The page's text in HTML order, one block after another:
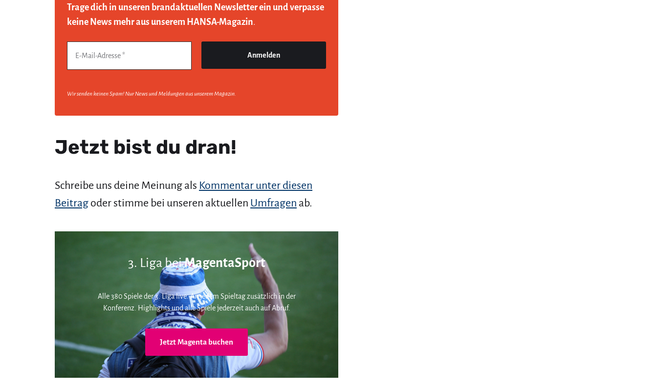
Trage dich in unseren brandaktuellen Newsletter ein und verpasse
keine News mehr aus unserem HANSA-Magazin.
Wir senden keinen Spam! Nur News und Meldungen aus unserem Magazin.
Jetzt bist du dran!
Schreibe uns deine Meinung als Kommentar unter diesen
Beitrag oder stimme bei unseren aktuellen Umfragen ab.
3. Liga beiMagentaSport
Alle 380 Spiele der 3. Liga live. An jedem Spieltag zusätzlich in der
Konferenz. Highlights und alle Spiele jederzeit auch auf Abruf.
Jetzt Magenta buchen